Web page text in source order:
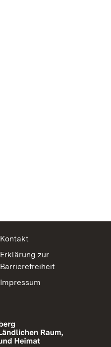
Kontakt
Erklärung zur
Barrierefreiheit
Impressum